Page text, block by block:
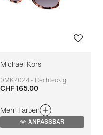
Michael Kors
0MK2024 - Rechteckig
Anpassbar
CHF 165.00
Mehr Farben
ANPASSBAR